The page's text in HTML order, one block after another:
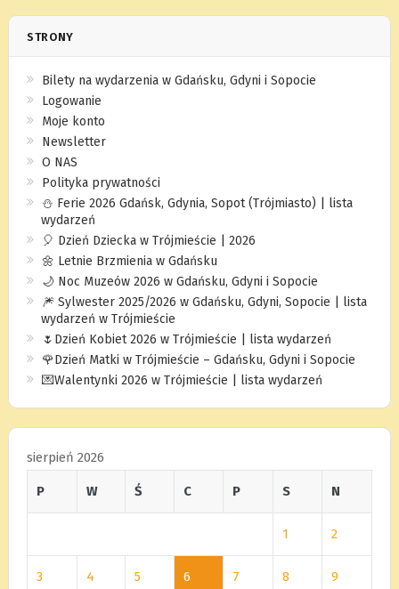
STRONY
Bilety na wydarzenia w Gdańsku, Gdyni i Sopocie
Logowanie
Moje konto
Newsletter
O NAS
Polityka prywatności
⛄️ Ferie 2026 Gdańsk, Gdynia, Sopot (Trójmiasto) | lista
wydarzeń
🎈 Dzień Dziecka w Trójmieście | 2026
🌼 Letnie Brzmienia w Gdańsku
🌙 Noc Muzeów 2026 w Gdańsku, Gdyni i Sopocie
🎆 Sylwester 2025/2026 w Gdańsku, Gdyni, Sopocie | lista
wydarzeń w Trójmieście
🌷Dzień Kobiet 2026 w Trójmieście | lista wydarzeń
🌹Dzień Matki w Trójmieście – Gdańsku, Gdyni i Sopocie
💌Walentynki 2026 w Trójmieście | lista wydarzeń
sierpień 2026
P W Ś C P S N
1 2
3 4 5 6 7 8 9